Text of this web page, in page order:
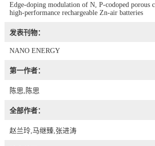
Edge-doping modulation of N, P-codoped porous
high-performance rechargeable Zn-air batteries
发表刊物：
NANO ENERGY
第一作者：
陈思,陈思
全部作者：
赵兰玲,马继臻,张进涛